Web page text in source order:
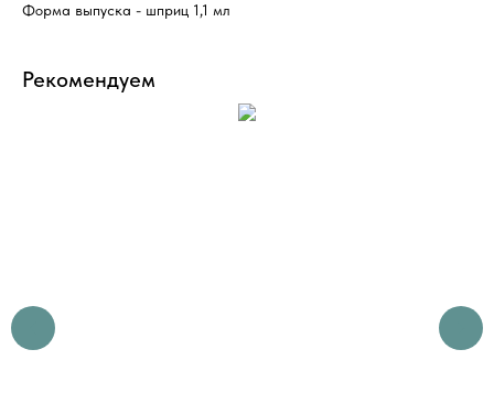
Форма выпуска - шприц 1,1 мл
Рекомендуем